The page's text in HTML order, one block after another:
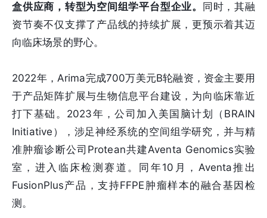
盒供应商，转型为空间组学平台型企业。
同时，其融
资节奏不仅支撑了产品线的持续扩展，更预示着其迈
向临床场景的野心。
2022年，Arima完成700万美元B轮融资，资金主要用
于产品矩阵扩展与生物信息平台建设，为向临床靠近
打下基础。2023年，公司加入美国脑计划（BRAIN
Initiative），涉足神经系统的空间组学研究，并与精
准肿瘤诊断公司Protean共建Aventa Genomics实验
室，进入临床检测赛道。同年10月，Aventa推出
FusionPlus产品，支持FFPE肿瘤样本的融合基因检
测。